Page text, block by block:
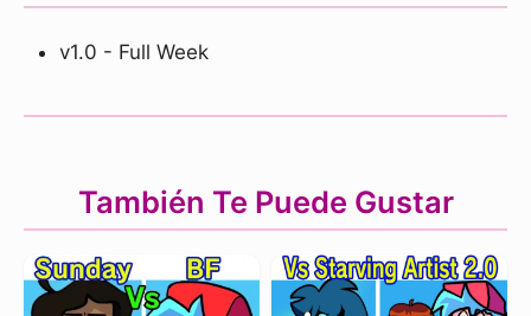
v1.0 - Full Week
También Te Puede Gustar